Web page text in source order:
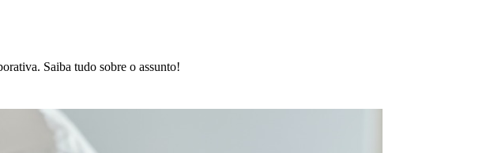
Saiba tudo sobre o assunto!